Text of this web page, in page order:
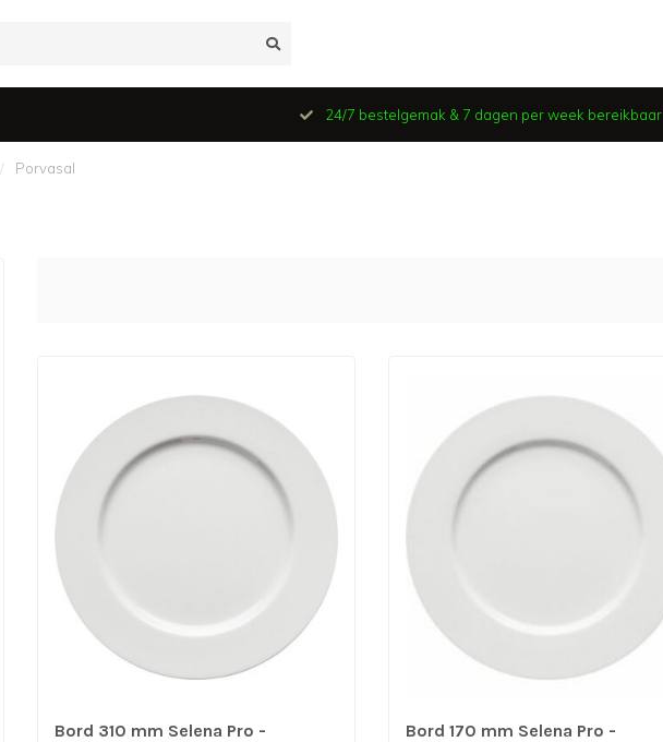
24/7 bestelgemak & 7 dagen per week bereikbaar
/ Porvasal
Bord 310 mm Selena Pro -
Bord 170 mm Selena Pro -